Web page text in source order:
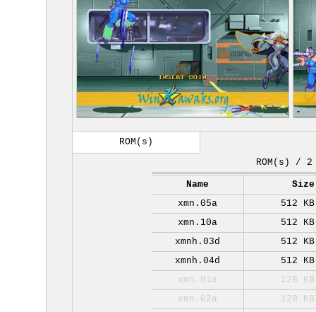
ROM(s)
ROM(s) / 2
Name
Size
xmn.05a
512 KB
xmn.10a
512 KB
xmnh.03d
512 KB
xmnh.04d
512 KB
xmn.01a
128 KB
xmn.02a
128 KB